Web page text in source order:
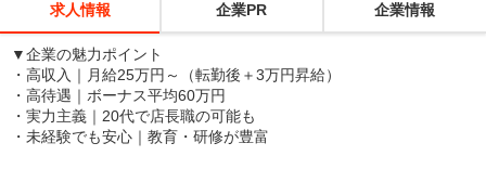
求人情報 企業PR 企業情報
▼企業の魅力ポイント
・高収入｜月給25万円～（転勤後＋3万円昇給）
・高待遇｜ボーナス平均60万円
・実力主義｜20代で店長職の可能も
・未経験でも安心｜教育・研修が豊富